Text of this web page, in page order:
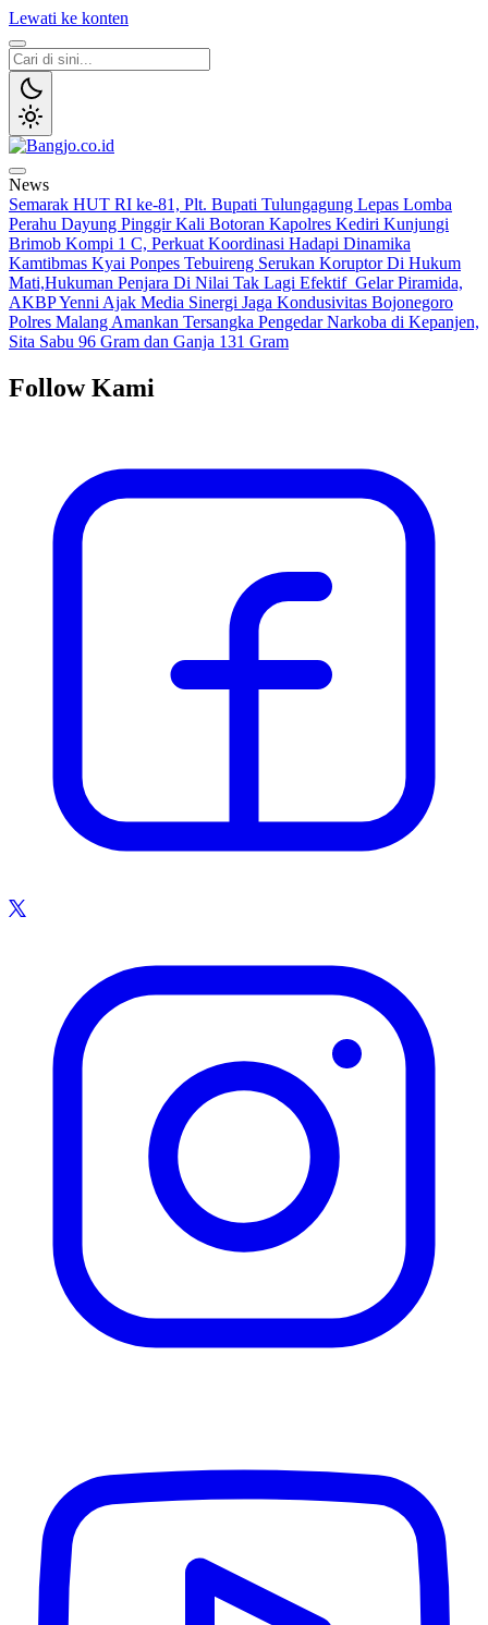
Lewati ke konten
Bangjo.co.id
Berani, Tegas, Terpercaya
News
Semarak HUT RI ke-81, Plt. Bupati Tulungagung Lepas Lomba
Perahu Dayung Pinggir Kali Botoran Kapolres Kediri Kunjungi
Brimob Kompi 1 C, Perkuat Koordinasi Hadapi Dinamika
Kamtibmas Kyai Ponpes Tebuireng Serukan Koruptor Di Hukum
Mati,Hukuman Penjara Di Nilai Tak Lagi Efektif Gelar Piramida,
AKBP Yenni Ajak Media Sinergi Jaga Kondusivitas Bojonegoro
Polres Malang Amankan Tersangka Pengedar Narkoba di Kepanjen,
Sita Sabu 96 Gram dan Ganja 131 Gram
Follow Kami